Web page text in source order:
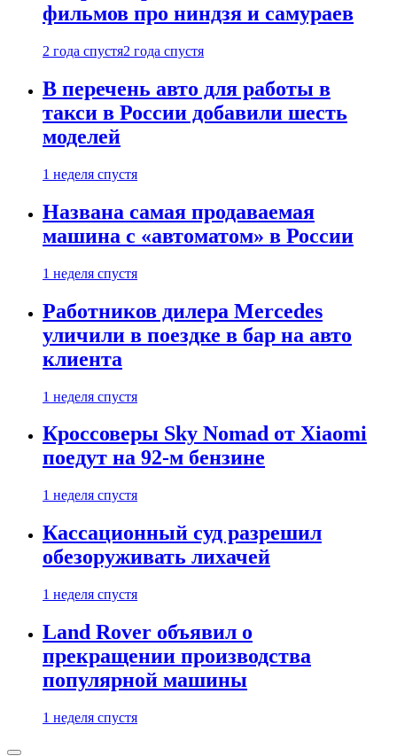
фильмов про ниндзя и самураев
2 года спустя2 года спустя
В перечень авто для работы в
такси в России добавили шесть
моделей
1 неделя спустя
Названа самая продаваемая
машина с «автоматом» в России
1 неделя спустя
Работников дилера Mercedes
уличили в поездке в бар на авто
клиента
1 неделя спустя
Кроссоверы Sky Nomad от Xiaomi
поедут на 92-м бензине
1 неделя спустя
Кассационный суд разрешил
обезоруживать лихачей
1 неделя спустя
Land Rover объявил о
прекращении производства
популярной машины
1 неделя спустя